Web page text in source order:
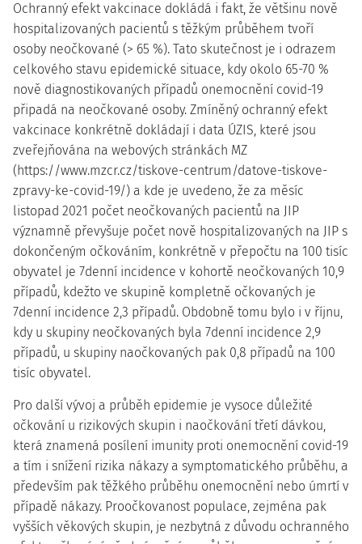
Ochranný efekt vakcinace dokládá i fakt, že většinu nově
hospitalizovaných pacientů s těžkým průběhem tvoří
osoby neočkované (> 65 %). Tato skutečnost je i odrazem
celkového stavu epidemické situace, kdy okolo 65-70 %
nově diagnostikovaných případů onemocnění covid-19
připadá na neočkované osoby. Zmíněný ochranný efekt
vakcinace konkrétně dokládají i data ÚZIS, které jsou
zveřejňována na webových stránkách MZ
(https://www.mzcr.cz/tiskove-centrum/datove-tiskove-
zpravy-ke-covid-19/) a kde je uvedeno, že za měsíc
listopad 2021 počet neočkovaných pacientů na JIP
významně převyšuje počet nově hospitalizovaných na JIP s
dokončeným očkováním, konkrétně v přepočtu na 100 tisíc
obyvatel je 7denní incidence v kohortě neočkovaných 10,9
případů, kdežto ve skupině kompletně očkovaných je
7denní incidence 2,3 případů. Obdobně tomu bylo i v říjnu,
kdy u skupiny neočkovaných byla 7denní incidence 2,9
případů, u skupiny naočkovaných pak 0,8 případů na 100
tisíc obyvatel.
Pro další vývoj a průběh epidemie je vysoce důležité
očkování u rizikových skupin i naočkování třetí dávkou,
která znamená posílení imunity proti onemocnění covid-19
a tím i snížení rizika nákazy a symptomatického průběhu, a
především pak těžkého průběhu onemocnění nebo úmrtí v
případě nákazy. Proočkovanost populace, zejména pak
vyšších věkových skupin, je nezbytná z důvodu ochranného